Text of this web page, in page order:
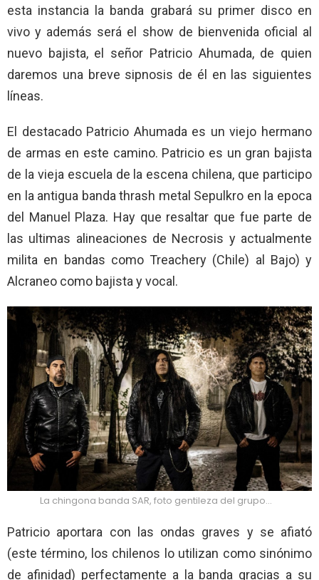
esta instancia la banda grabará su primer disco en
vivo y además será el show de bienvenida oficial al
nuevo bajista, el señor Patricio Ahumada, de quien
daremos una breve sipnosis de él en las siguientes
líneas.
El destacado Patricio Ahumada es un viejo hermano
de armas en este camino. Patricio es un gran bajista
de la vieja escuela de la escena chilena, que participo
en la antigua banda thrash metal Sepulkro en la epoca
del Manuel Plaza. Hay que resaltar que fue parte de
las ultimas alineaciones de Necrosis y actualmente
milita en bandas como Treachery (Chile) al Bajo) y
Alcraneo como bajista y vocal.
La chingona banda SAR, foto gentileza del grupo…
Patricio aportara con las ondas graves y se afiató
(este término, los chilenos lo utilizan como sinónimo
de afinidad) perfectamente a la banda gracias a su